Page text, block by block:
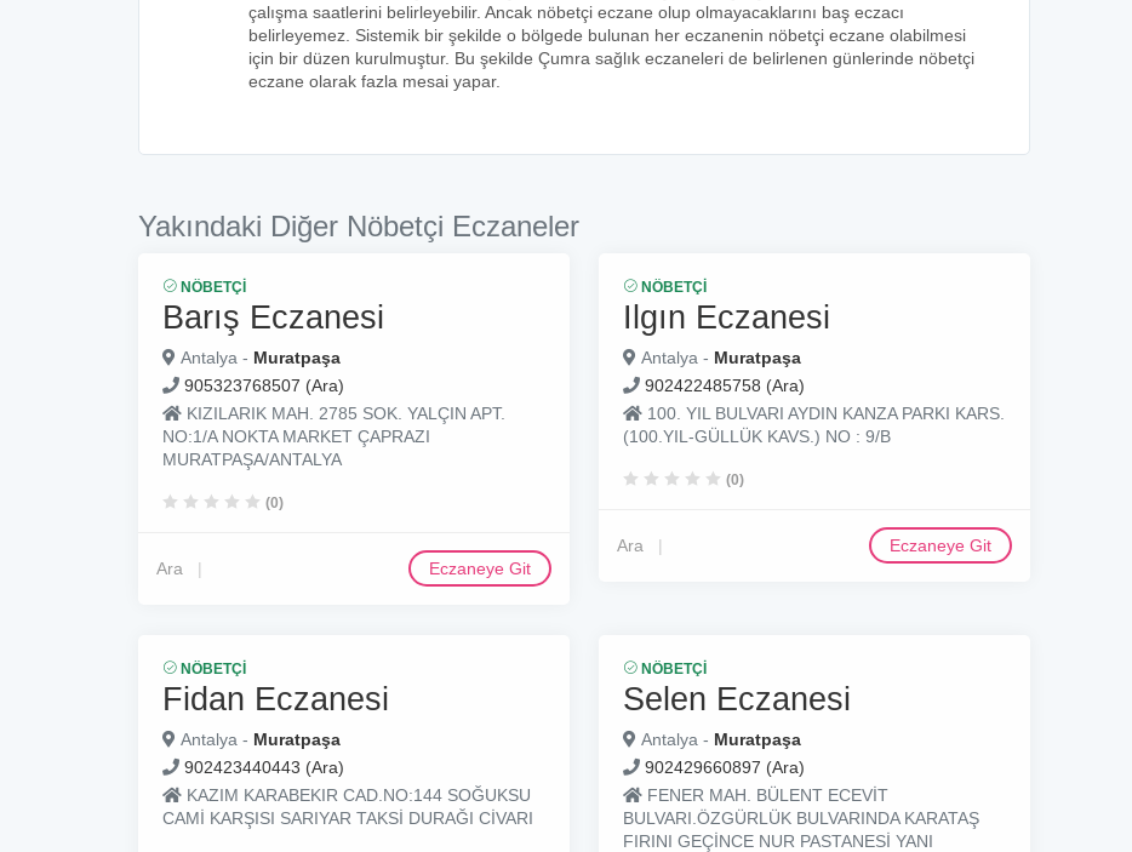
çalışma saatlerini belirleyebilir. Ancak nöbetçi eczane olup olmayacaklarını baş eczacı
belirleyemez. Sistemik bir şekilde o bölgede bulunan her eczanenin nöbetçi eczane olabilmesi
için bir düzen kurulmuştur. Bu şekilde Çumra sağlık eczaneleri de belirlenen günlerinde nöbetçi
eczane olarak fazla mesai yapar.
Yakındaki Diğer Nöbetçi Eczaneler
NÖBETÇI
Barış Eczanesi
Antalya - Muratpaşa
905323768507 (Ara)
KIZILARIK MAH. 2785 SOK. YALÇIN APT.
NO:1/A NOKTA MARKET ÇAPRAZI
MURATPAŞA/ANTALYA
(0)
Ara Eczaneye Git
NÖBETÇI
Ilgın Eczanesi
Antalya - Muratpaşa
902422485758 (Ara)
100. YIL BULVARI AYDIN KANZA PARKI KARS.
(100.YIL-GÜLLÜK KAVS.) NO : 9/B
(0)
Ara Eczaneye Git
NÖBETÇI
Fidan Eczanesi
Antalya - Muratpaşa
902423440443 (Ara)
KAZIM KARABEKIR CAD.NO:144 SOĞUKSU
CAMİ KARŞISI SARIYAR TAKSİ DURAĞI CİVARI
NÖBETÇI
Selen Eczanesi
Antalya - Muratpaşa
902429660897 (Ara)
FENER MAH. BÜLENT ECEVİT
BULVARI.ÖZGÜRLÜK BULVARINDA KARATAŞ
FIRINI GEÇİNCE NUR PASTANESİ YANI